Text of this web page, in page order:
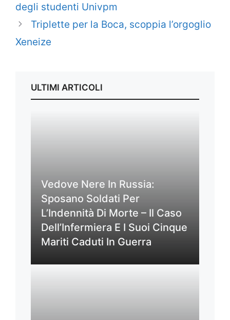
degli studenti Univpm
Triplette per la Boca, scoppia l’orgoglio
Xeneize
ULTIMI ARTICOLI
Vedove Nere In Russia:
Sposano Soldati Per
L’Indennità Di Morte – Il Caso
Dell’Infermiera E I Suoi Cinque
Mariti Caduti In Guerra